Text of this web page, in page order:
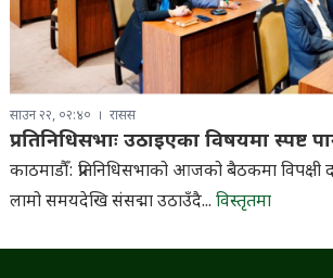
साउन २२, ०२:४० रासस
प्रतिनिधिसभाः उठाइएका विषयमा स्पष्ट
काठमाडौँ: प्रतिनिधिसभाको आजको बैठकमा
लामो समयदेखि संसद्मा उठाउँदै... विस्तृतमा